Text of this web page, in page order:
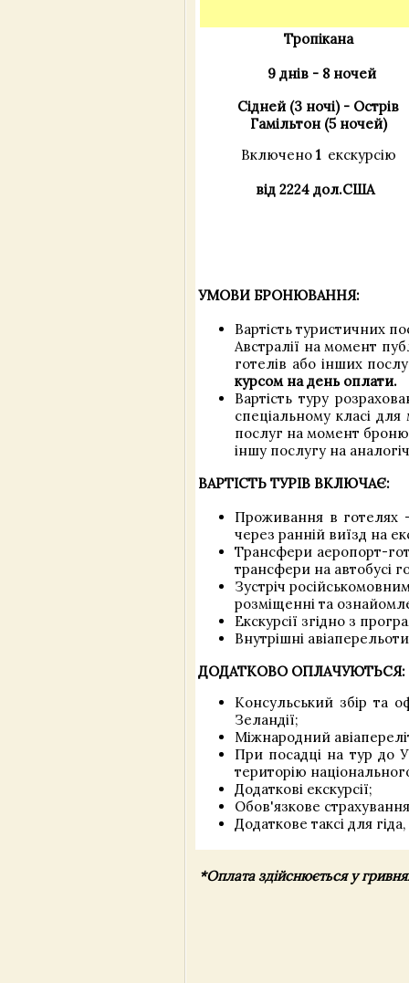
Тропікана
9 днів - 8 ночей
Сідней (3 ночі) - Острів
Гамільтон (5 ночей)
Включено 1 екскурсію
від 2224 дол.США
УМОВИ БРОНЮВАННЯ:
Вартість туристичних
Австралії на момент
готелів або інших
курсом на день оплати.
Вартість туру
спеціальному класі
послуг на момент
іншу послугу на
ВАРТІСТЬ ТУРІВ ВКЛЮЧАЄ:
Проживання в готелях
через ранній виїзд на
Трансфери аеропорт-
трансфери на автобусі
Зустріч
розміщенні та
Екскурсії згідно з
Внутрішні
ДОДАТКОВО ОПЛАЧУЮТЬСЯ:
Консульський збір та
Зеландії;
Міжнародний
При посадці на тур до
територію
Додаткові екскурсії;
Обов'язкове
Додаткове таксі для
*Оплата здійснюється у